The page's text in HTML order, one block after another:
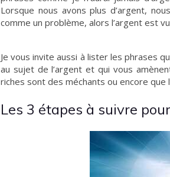
Lorsque nous avons plus d’argent,
comme un problème, alors l’argent est
Je vous invite aussi à lister les phrases
au sujet de l’argent et qui vous
riches sont des méchants ou encore que
Les 3 étapes à suivre